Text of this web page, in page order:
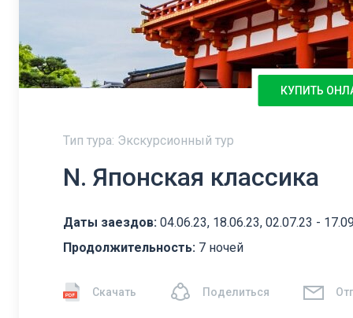
КУПИТЬ
Тип тура: Экскурсионный тур
N. Японская классика
Даты заездов: 04.06.23, 18.06.23, 02.07.23 -
Продолжительность: 7 ночей
Скачать Поделиться